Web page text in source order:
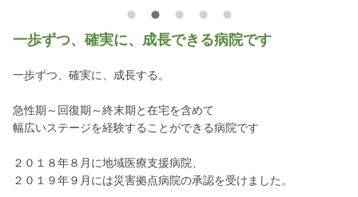
一歩ずつ、確実に、成長できる病院です
一歩ずつ、確実に、成長する。
急性期～回復期～終末期と在宅を含めて
幅広いステージを経験することができる病院です
２０１８年８月に地域医療支援病院、
２０１９年９月には災害拠点病院の承認を受けました。